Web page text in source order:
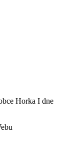
Horka I dne